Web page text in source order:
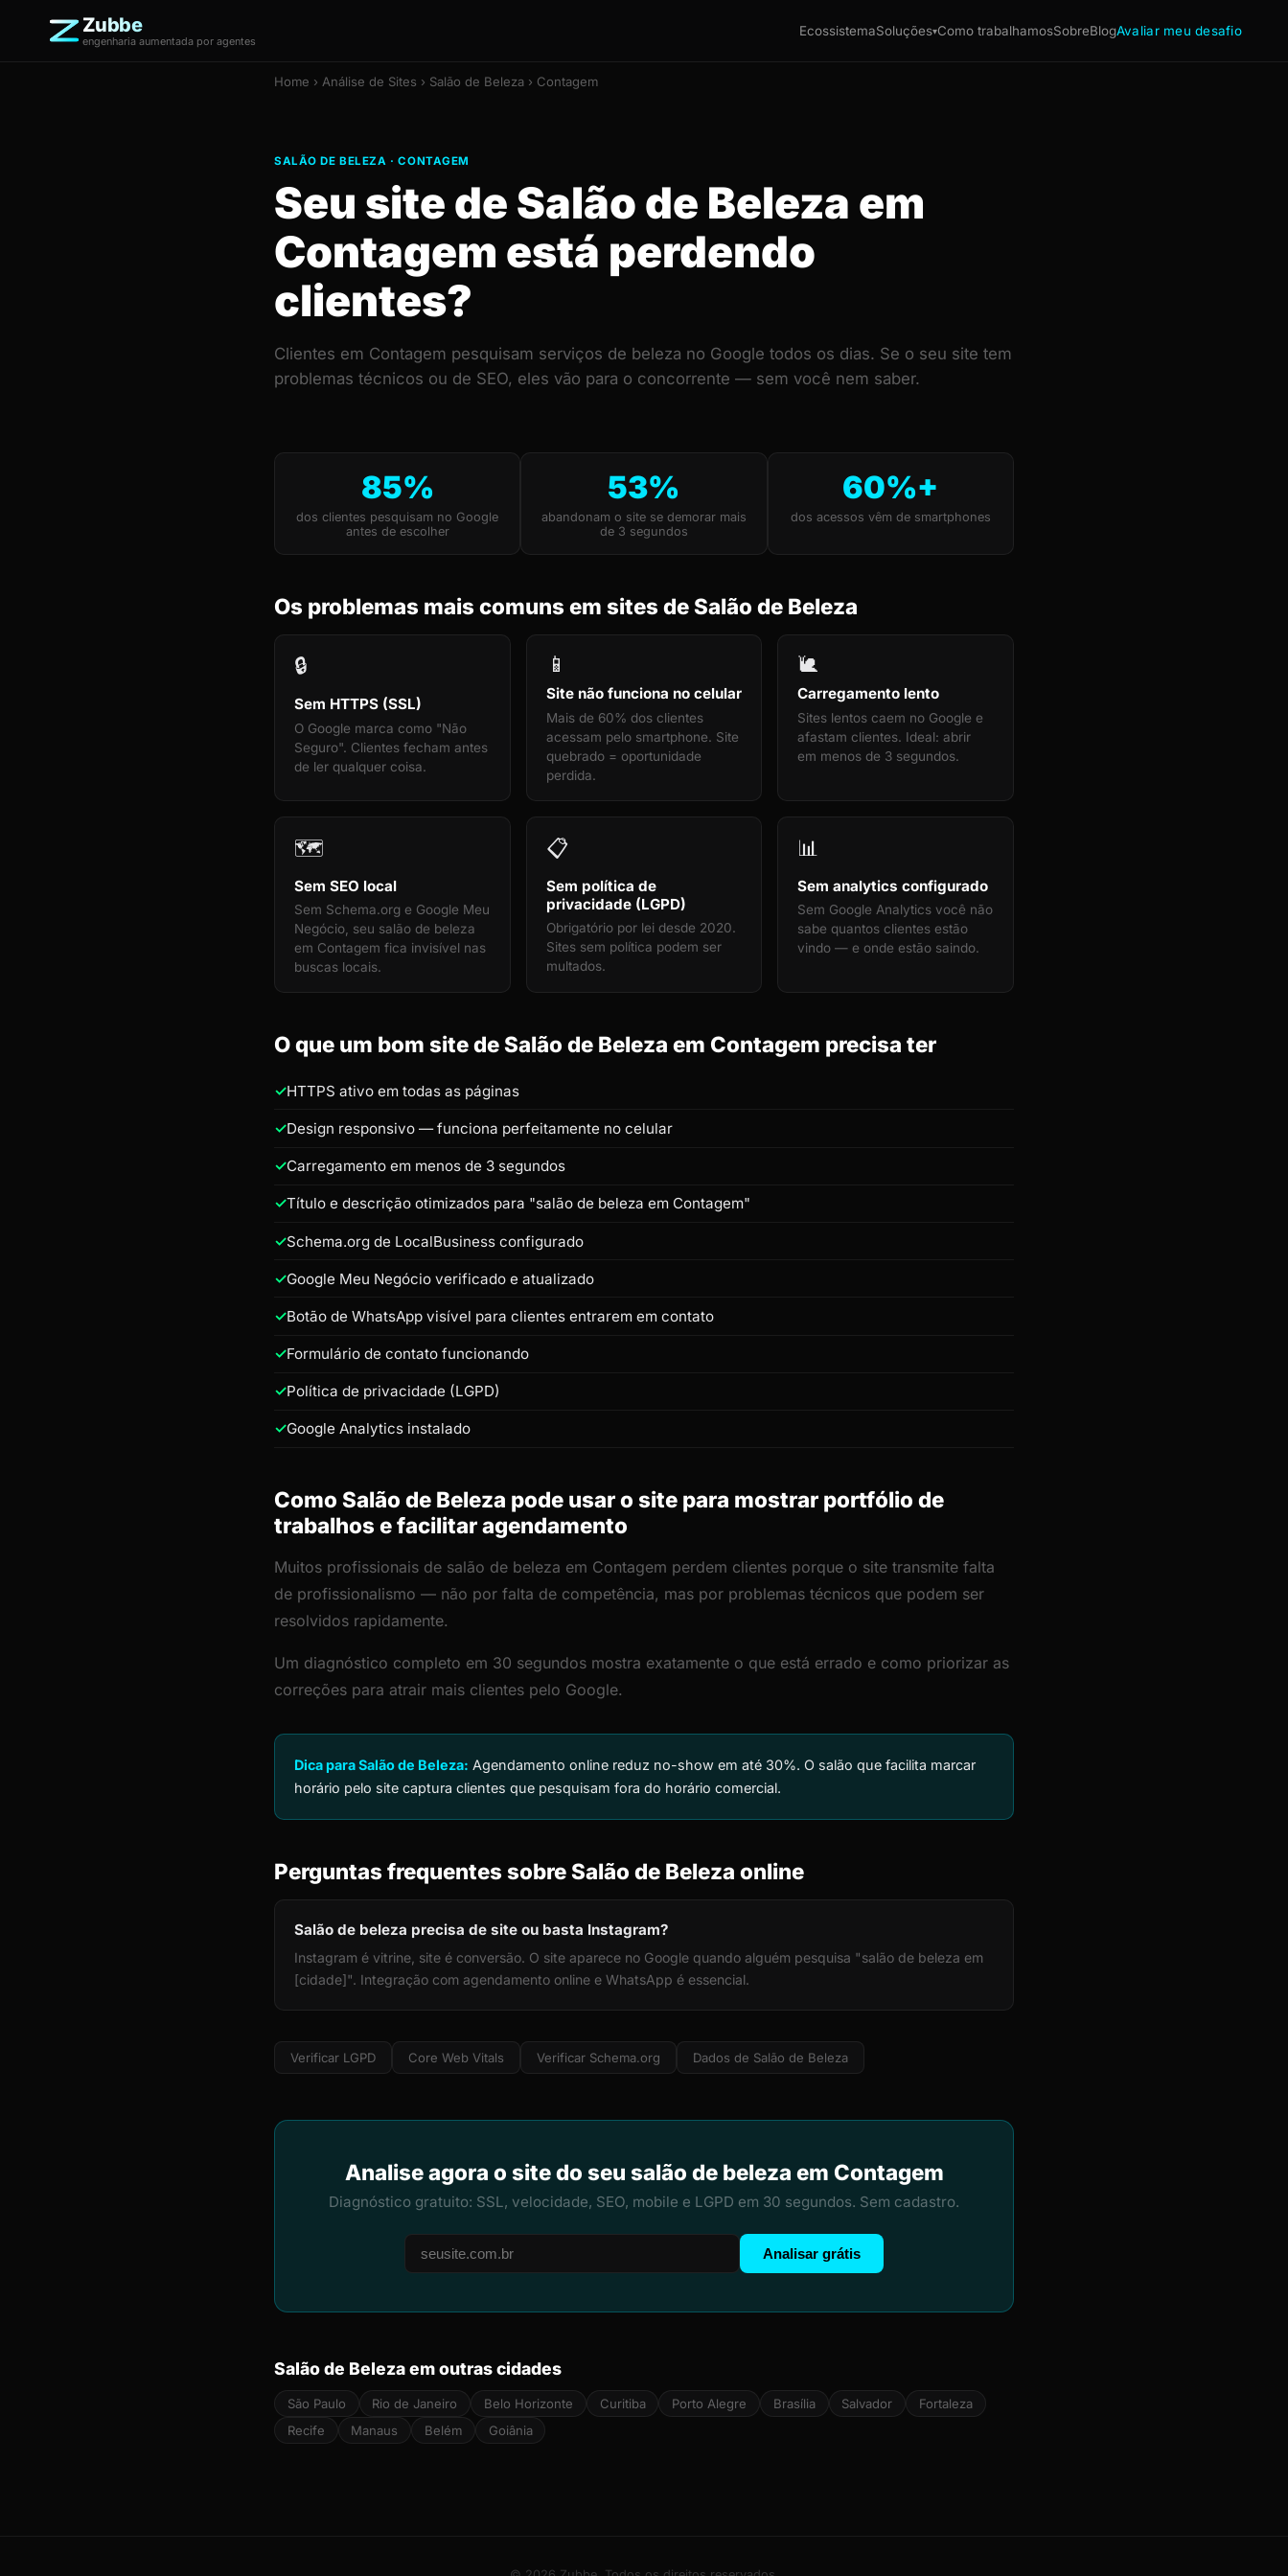
Zubbe
engenharia aumentada por agentes
EcossistemaSoluções▾Como trabalhamosSobreBlogAvaliar meu desafio
Home › Análise de Sites › Salão de Beleza › Contagem
SALÃO DE BELEZA · CONTAGEM
Seu site de Salão de Beleza em
Contagem está perdendo
clientes?
Clientes em Contagem pesquisam serviços de beleza no Google todos os dias. Se o seu site tem
problemas técnicos ou de SEO, eles vão para o concorrente — sem você nem saber.
85%
dos clientes pesquisam no Google
antes de escolher
53%
abandonam o site se demorar mais
de 3 segundos
60%+
dos acessos vêm de smartphones
Os problemas mais comuns em sites de Salão de Beleza
🔒
Sem HTTPS (SSL)
O Google marca como "Não
Seguro". Clientes fecham antes
de ler qualquer coisa.
📱
Site não funciona no celular
Mais de 60% dos clientes
acessam pelo smartphone. Site
quebrado = oportunidade
perdida.
🐌
Carregamento lento
Sites lentos caem no Google e
afastam clientes. Ideal: abrir
em menos de 3 segundos.
🗺️
Sem SEO local
Sem Schema.org e Google Meu
Negócio, seu salão de beleza
em Contagem fica invisível nas
buscas locais.
📋
Sem política de
privacidade (LGPD)
Obrigatório por lei desde 2020.
Sites sem política podem ser
multados.
📊
Sem analytics configurado
Sem Google Analytics você não
sabe quantos clientes estão
vindo — e onde estão saindo.
O que um bom site de Salão de Beleza em Contagem precisa ter
HTTPS ativo em todas as páginas
Design responsivo — funciona perfeitamente no celular
Carregamento em menos de 3 segundos
Título e descrição otimizados para "salão de beleza em Contagem"
Schema.org de LocalBusiness configurado
Google Meu Negócio verificado e atualizado
Botão de WhatsApp visível para clientes entrarem em contato
Formulário de contato funcionando
Política de privacidade (LGPD)
Google Analytics instalado
Como Salão de Beleza pode usar o site para mostrar portfólio de
trabalhos e facilitar agendamento
Muitos profissionais de salão de beleza em Contagem perdem clientes porque o site transmite falta
de profissionalismo — não por falta de competência, mas por problemas técnicos que podem ser
resolvidos rapidamente.
Um diagnóstico completo em 30 segundos mostra exatamente o que está errado e como priorizar as
correções para atrair mais clientes pelo Google.
Dica para Salão de Beleza: Agendamento online reduz no-show em até 30%. O salão que facilita marcar
horário pelo site captura clientes que pesquisam fora do horário comercial.
Perguntas frequentes sobre Salão de Beleza online
Salão de beleza precisa de site ou basta Instagram?
Instagram é vitrine, site é conversão. O site aparece no Google quando alguém pesquisa "salão de beleza em
[cidade]". Integração com agendamento online e WhatsApp é essencial.
Verificar LGPD Core Web Vitals Verificar Schema.org Dados de Salão de Beleza
Analise agora o site do seu salão de beleza em Contagem
Diagnóstico gratuito: SSL, velocidade, SEO, mobile e LGPD em 30 segundos. Sem cadastro.
Analisar grátis
Salão de Beleza em outras cidades
São Paulo Rio de Janeiro Belo Horizonte Curitiba Porto Alegre Brasília Salvador
Fortaleza
Recife
Manaus Belém Goiânia